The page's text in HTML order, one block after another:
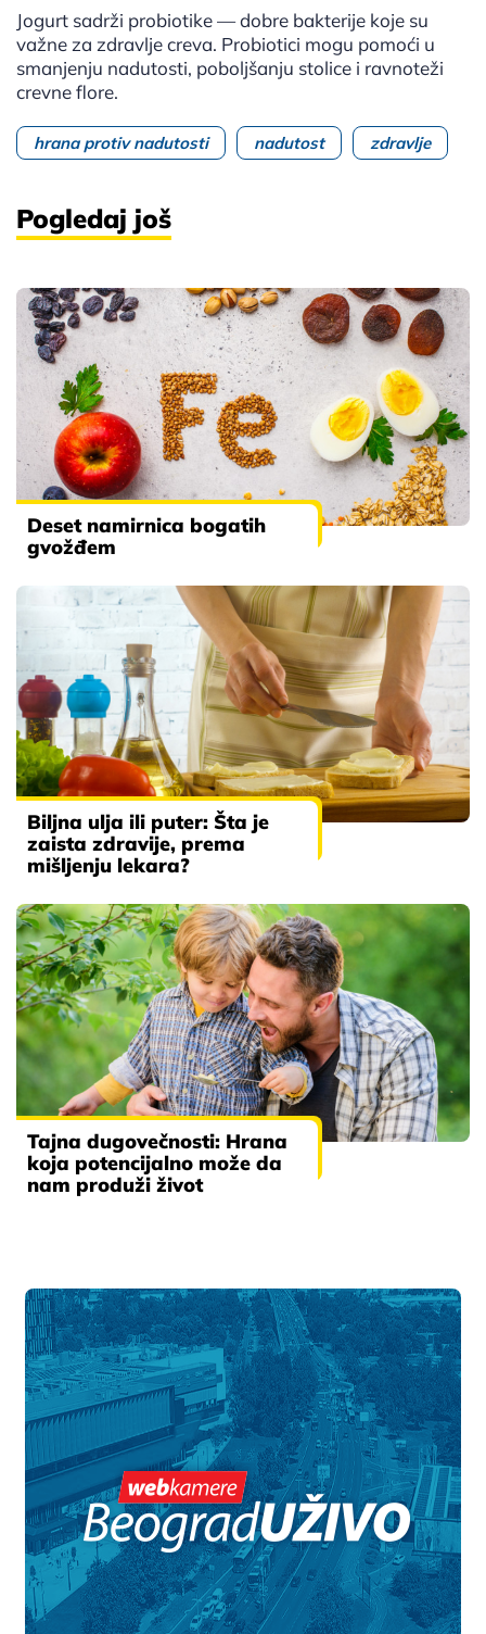
Jogurt sadrži probiotike — dobre bakterije koje su
važne za zdravlje creva. Probiotici mogu pomoći u
smanjenju nadutosti, poboljšanju stolice i ravnoteži
crevne flore.
hrana protiv nadutosti nadutost zdravlje
Pogledaj još
Deset namirnica bogatih
gvožđem
Biljna ulja ili puter: Šta je
zaista zdravije, prema
mišljenju lekara?
Tajna dugovečnosti: Hrana
koja potencijalno može da
nam produži život